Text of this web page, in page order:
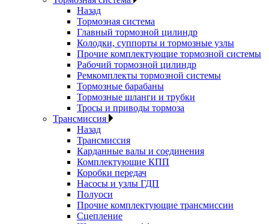
Назад
Тормозная система
Главный тормозной цилиндр
Колодки, суппорты и тормозные узлы
Прочие комплектующие тормозной системы
Рабочий тормозной цилиндр
Ремкомплекты тормозной системы
Тормозные барабаны
Тормозные шланги и трубки
Тросы и приводы тормоза
Трансмиссия
Назад
Трансмиссия
Карданные валы и соединения
Комплектующие КПП
Коробки передач
Насосы и узлы ГДП
Полуоси
Прочие комплектующие трансмиссии
Сцепление